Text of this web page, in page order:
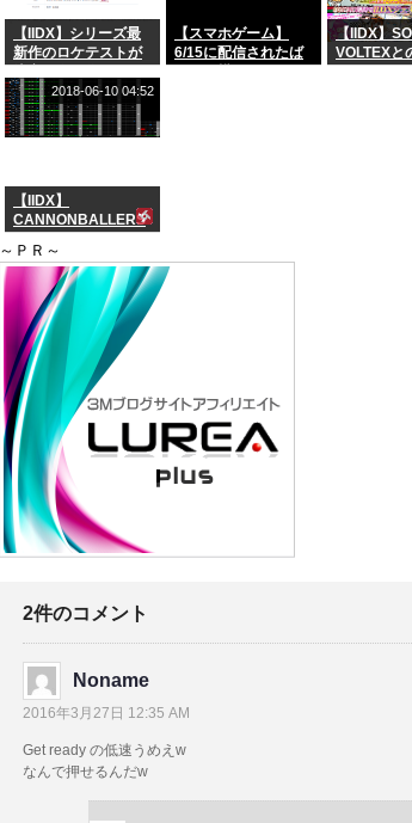
【IIDX】シリーズ最
新作のロケテストが
決定！次回作はIIDX
26 Rootage！！
【スマホゲーム】
6/15に配信されたば
かりの横スクロール
【IIDX】
VOLTEXと
ベント開催
【IIDX】
CANNONBALLERS
にてY&Co. is dead
or aliveが復活！みん
なの攻略法は？
2018-06-10 04:52
～ＰＲ～
2件のコメント
Noname
2016年3月27日 12:35 AM
Get ready の低速うめえw
なんで押せるんだw